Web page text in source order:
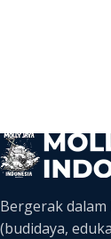
Bergerak
(budidaya,